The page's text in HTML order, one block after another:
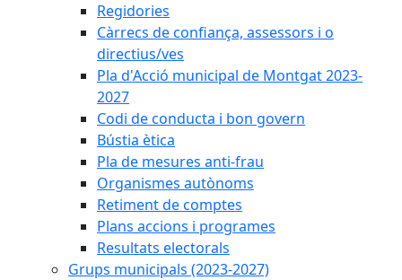
Regidories
Càrrecs de confiança, assessors i o
directius/ves
Pla d'Acció municipal de Montgat 2023-
2027
Codi de conducta i bon govern
Bústia ètica
Pla de mesures anti-frau
Organismes autònoms
Retiment de comptes
Plans accions i programes
Resultats electorals
Grups municipals (2023-2027)